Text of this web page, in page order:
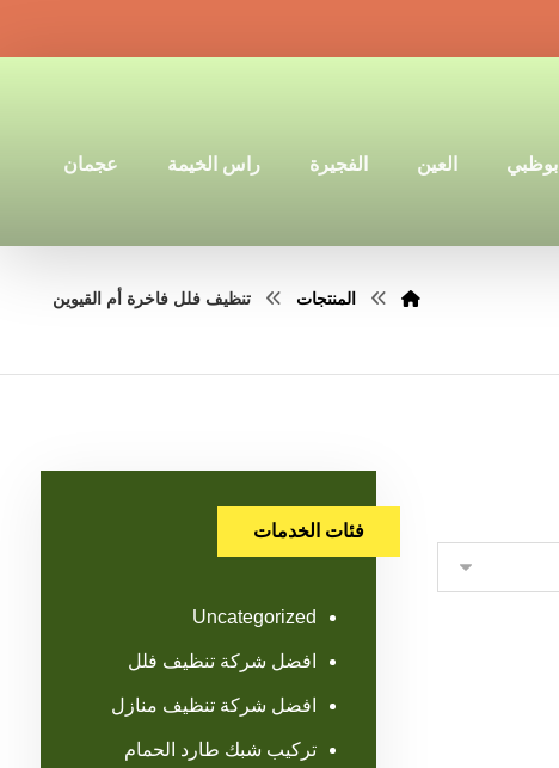
ابوظبي العين الفجيرة راس الخيمة عجمان
المنتجات تنظيف فلل فاخرة أم القيوين
فئات الخدمات
Uncategorized
افضل شركة تنظيف فلل
افضل شركة تنظيف منازل
تركيب شبك طارد الحمام